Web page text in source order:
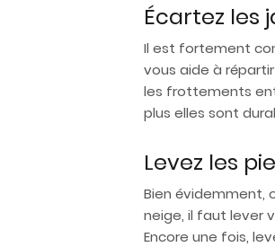
Écartez les
Il est fortement
vous aide à
les frottements
plus elles sont
Levez les
Bien évidemment,
neige, il faut lever
Encore une fois,